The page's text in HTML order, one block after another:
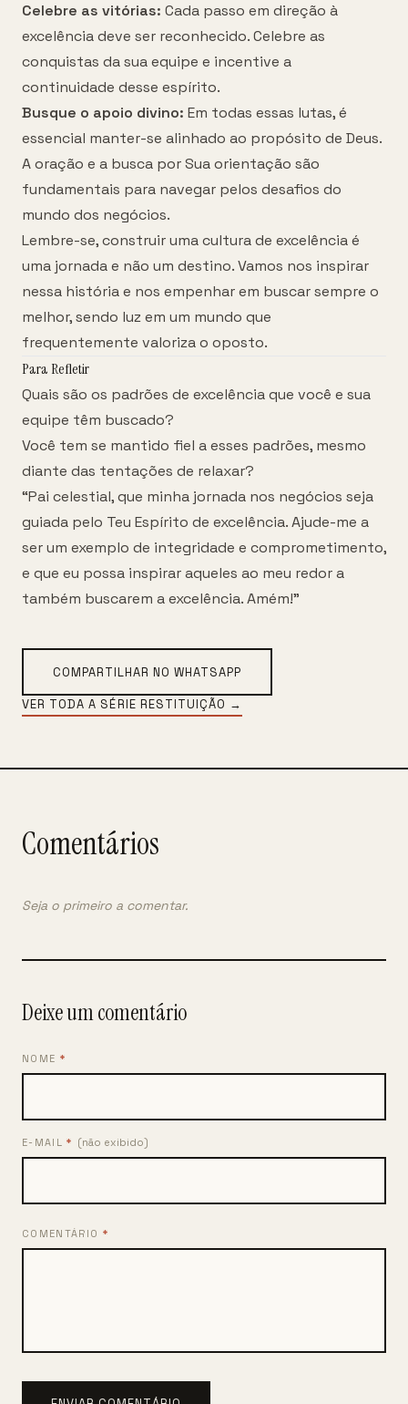
Celebre as vitórias: Cada passo em direção à
excelência deve ser reconhecido. Celebre as
conquistas da sua equipe e incentive a
continuidade desse espírito.
Busque o apoio divino: Em todas essas lutas, é
essencial manter-se alinhado ao propósito de Deus.
A oração e a busca por Sua orientação são
fundamentais para navegar pelos desafios do
mundo dos negócios.
Lembre-se, construir uma cultura de excelência é
uma jornada e não um destino. Vamos nos inspirar
nessa história e nos empenhar em buscar sempre o
melhor, sendo luz em um mundo que
frequentemente valoriza o oposto.
Para Refletir
Quais são os padrões de excelência que você e sua
equipe têm buscado?
Você tem se mantido fiel a esses padrões, mesmo
diante das tentações de relaxar?
“Pai celestial, que minha jornada nos negócios seja
guiada pelo Teu Espírito de excelência. Ajude-me a
ser um exemplo de integridade e comprometimento,
e que eu possa inspirar aqueles ao meu redor a
também buscarem a excelência. Amém!”
COMPARTILHAR NO WHATSAPP
VER TODA A SÉRIE RESTITUIÇÃO →
Comentários
Seja o primeiro a comentar.
Deixe um comentário
NOME *
E-MAIL* (não exibido)
COMENTÁRIO *